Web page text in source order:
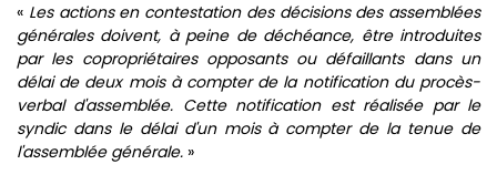
« Les actions en contestation des décisions des assemblées
générales doivent, à peine de déchéance, être introduites
par les copropriétaires opposants ou défaillants dans un
délai de deux mois à compter de la notification du procès-
verbal d'assemblée. Cette notification est réalisée par le
syndic dans le délai d'un mois à compter de la tenue de
l'assemblée générale. »